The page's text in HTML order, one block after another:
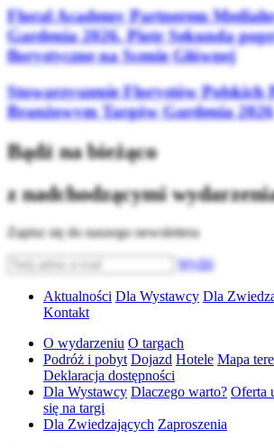
Floral Academy Partnerem
Gardenia 2026. Piotr Sekunda
florystyczne na Scenie Głównej
Stowarzyszenie Florystów Polskich
Branżowym Targów Gardenia 2026
Bądź na bieżąco
z nadchodzącymi
Zapisz się do naszego newslettera
Wyślij
Aktualności Dla Wystawcy Dla
Kontakt
O wydarzeniu O targach
Podróż i pobyt Dojazd Hotele Mapa
Deklaracja dostępności
Dla Wystawcy Dlaczego warto? Oferta
się na targi
Dla Zwiedzających Zaproszenia